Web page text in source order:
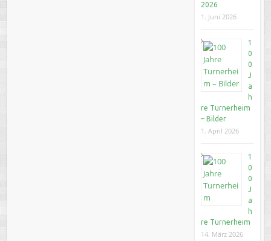
2026
1. Juni 2026
1
0
0
J
a
h
re Turnerheim
– Bilder
1. April 2026
1
0
0
J
a
h
re Turnerheim
14. März 2026